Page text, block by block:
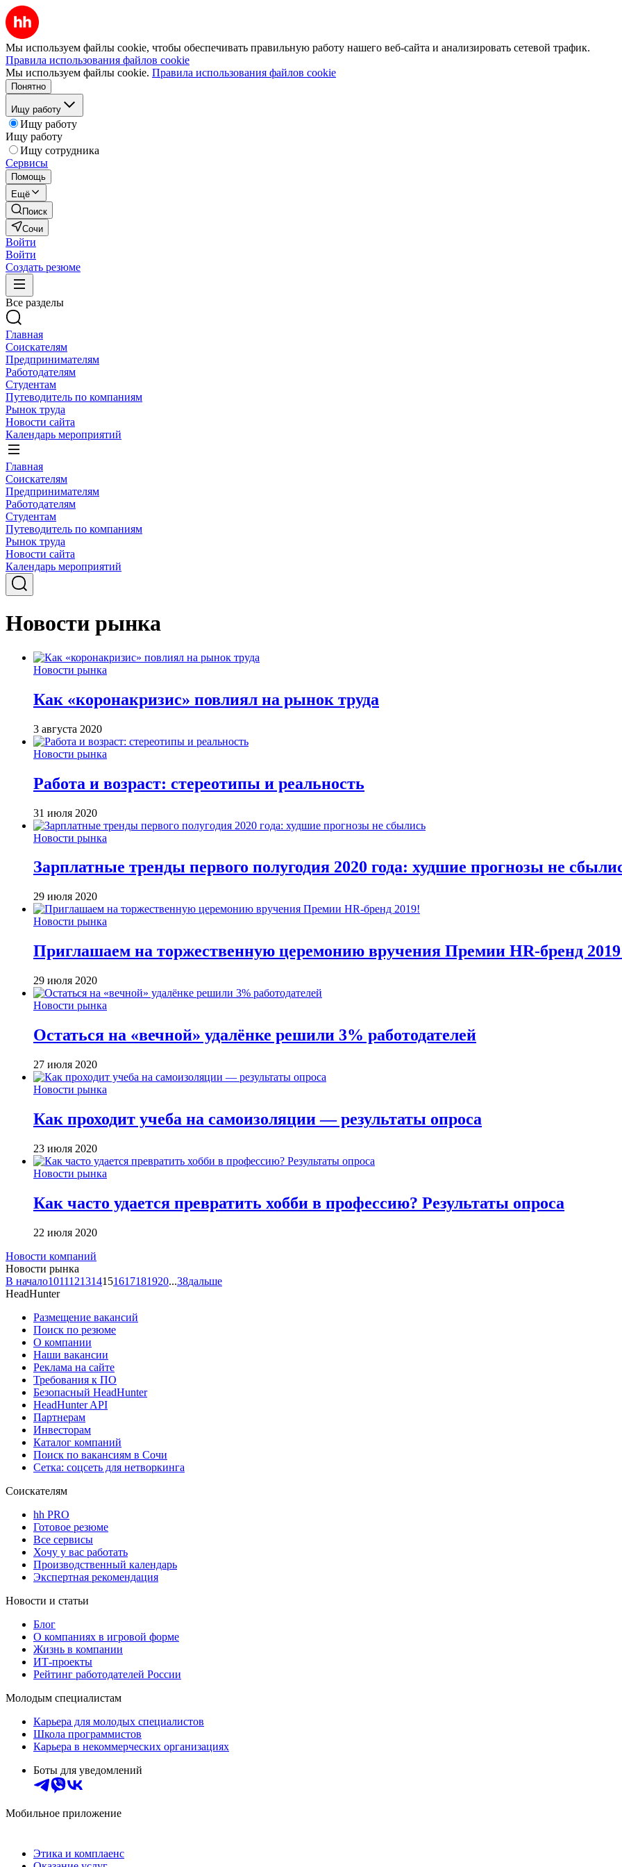
Мы используем файлы cookie, чтобы обеспечивать правильную работу нашего веб-сайта и анализировать сетевой трафик.
Правила использования файлов cookie
Мы используем файлы cookie. Правила использования файлов cookie
Понятно
Ищу работу
Ищу работу
Ищу работу
Ищу сотрудника
Сервисы
Помощь
Ещё
Поиск
Сочи
Войти
Войти
Создать резюме
Все разделы
Главная
Соискателям
Предпринимателям
Работодателям
Студентам
Путеводитель по компаниям
Рынок труда
Новости сайта
Календарь мероприятий
Главная
Соискателям
Предпринимателям
Работодателям
Студентам
Путеводитель по компаниям
Рынок труда
Новости сайта
Календарь мероприятий
Новости рынка
Новости рынка
Как «коронакризис» повлиял на рынок труда
3 августа 2020
Новости рынка
Работа и возраст: стереотипы и реальность
31 июля 2020
Новости рынка
Зарплатные тренды первого полугодия 2020 года: худшие прогнозы не
29 июля 2020
Новости рынка
Приглашаем на торжественную церемонию вручения Премии HR-бренд
29 июля 2020
Новости рынка
Остаться на «вечной» удалёнке решили 3% работодателей
27 июля 2020
Новости рынка
Как проходит учеба на самоизоляции — результаты опроса
23 июля 2020
Новости рынка
Как часто удается превратить хобби в профессию? Результаты опроса
22 июля 2020
Новости компаний
Новости рынка
В начало1011121314151617181920...38дальше
HeadHunter
Размещение вакансий
Поиск по резюме
О компании
Наши вакансии
Реклама на сайте
Требования к ПО
Безопасный HeadHunter
HeadHunter API
Партнерам
Инвесторам
Каталог компаний
Поиск по вакансиям в Сочи
Сетка: соцсеть для нетворкинга
Соискателям
hh PRO
Готовое резюме
Все сервисы
Хочу у вас работать
Производственный календарь
Экспертная рекомендация
Новости и статьи
Блог
О компаниях в игровой форме
Жизнь в компании
ИТ-проекты
Рейтинг работодателей России
Молодым специалистам
Карьера для молодых специалистов
Школа программистов
Карьера в некоммерческих организациях
Боты для уведомлений
Мобильное приложение
Этика и комплаенс